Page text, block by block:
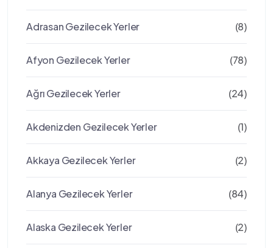
Adrasan Gezilecek Yerler (8)
Afyon Gezilecek Yerler (78)
Ağrı Gezilecek Yerler (24)
Akdenizden Gezilecek Yerler (1)
Akkaya Gezilecek Yerler (2)
Alanya Gezilecek Yerler (84)
Alaska Gezilecek Yerler (2)